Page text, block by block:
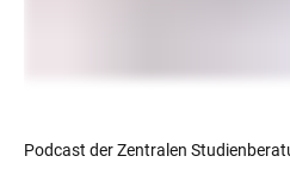
Podcast der Zentralen